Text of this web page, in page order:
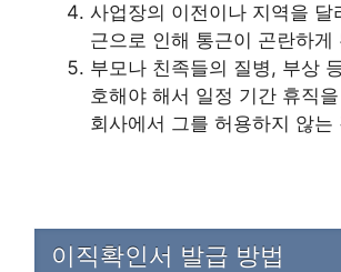
사업장의 이전이나 지역을 달
근으로 인해 통근이 곤란하게
부모나 친족들의 질병, 부상
호해야 해서 일정 기간 휴직
회사에서 그를 허용하지 않는
이직확인서 발급 방법